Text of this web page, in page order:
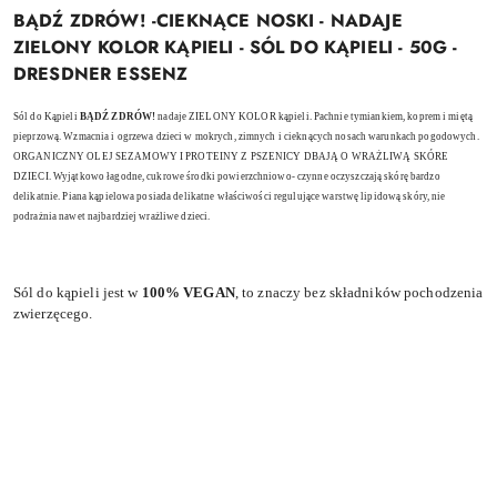
BĄDŹ ZDRÓW! -CIEKNĄCE NOSKI - NADAJE
ZIELONY KOLOR KĄPIELI - SÓL DO KĄPIELI - 50G -
DRESDNER ESSENZ
Sól do Kąpieli BĄDŹ ZDRÓW!nadaje ZIELONY KOLOR kąpieli. Pachnie tymiankiem, koprem i miętą
pieprzową. Wzmacnia i ogrzewa dzieci w mokrych, zimnych i cieknących nosach warunkach pogodowych.
ORGANICZNY OLEJ SEZAMOWY I PROTEINY Z PSZENICY DBAJĄ O WRAŻLIWĄ SKÓRE
DZIECI. Wyjątkowo łagodne, cukrowe środki powierzchniowo- czynne oczyszczają skórę bardzo
delikatnie. Piana kąpielowa posiada delikatne właściwości regulujące warstwę lipidową skóry, nie
podrażnia nawet najbardziej wrażliwe dzieci.
Sól do kąpieli jest w 100% VEGAN, to znaczy bez składników pochodzenia
zwierzęcego.